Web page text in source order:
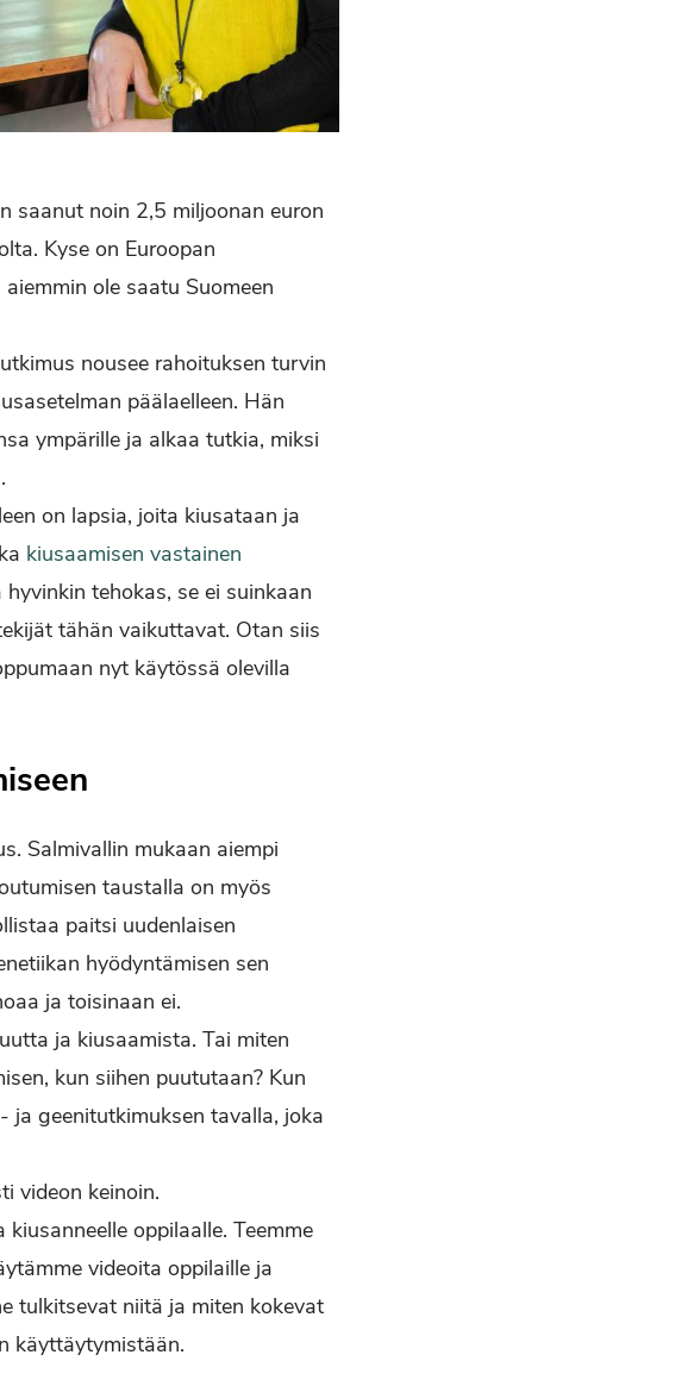
saanut noin 2,5 miljoonan euron
Kyse on Euroopan
ole saatu Suomeen
nousee rahoituksen turvin
päälaelleen. Hän
ympärille ja alkaa tutkia, miksi
on lapsia, joita kiusataan ja
kiusaamisen vastainen
tehokas, se ei suinkaan
tähän vaikuttavat. Otan siis
nyt käytössä olevilla
Salmivallin mukaan aiempi
taustalla on myös
paitsi uudenlaisen
hyödyntämisen sen
ja toisinaan ei.
ja kiusaamista. Tai miten
kun siihen puututaan? Kun
geenitutkimuksen tavalla, joka
videon keinoin.
oppilaalle. Teemme
videoita oppilaille ja
tulkitsevat niitä ja miten kokevat
käyttäytymistään.